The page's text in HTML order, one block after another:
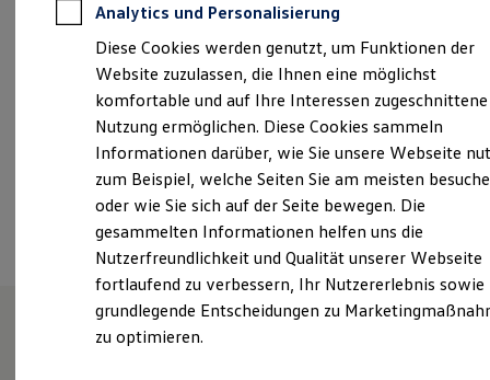
Für Privatkunden
Für Gewerbekunden
Profi Paket
TopDeal
Gebrauchtwagen
ProfiPartner für Gebrauchtwagen
Zertifizierte Gebrauchtwagen
Finanzierung
Für Privatkunden
Für Gewerbekunden
Leasing
Für Privatkunden
Für Gewerbekunden
Versicherungen & Garantien
Garantien
Kfz-Versicherung für Nutzfahrzeuge
Restschuldversicherung
Wartungsverträge
+49 3327 73740
Samstag
13:00
Ansprechpartner
Termin vereinbaren
Analytics und Personalisierung
Diese Cookies werden genutzt, um Funktionen der
Website zuzulassen, die Ihnen eine möglichst
komfortable und auf Ihre Interessen zugeschnittene
Nutzung ermöglichen. Diese Cookies sammeln
Informationen darüber, wie Sie unsere Webseite
zum Beispiel, welche Seiten Sie am meisten
oder wie Sie sich auf der Seite bewegen. Die
gesammelten Informationen helfen uns die
Nutzerfreundlichkeit und Qualität unserer Webseite
fortlaufend zu verbessern, Ihr Nutzererlebnis sowie
grundlegende Entscheidungen zu
zu optimieren.